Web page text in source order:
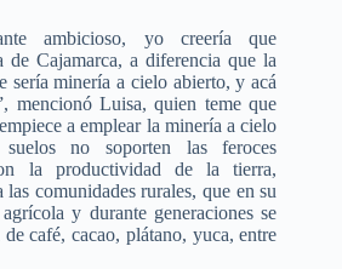
ambicioso, yo creería que
de Cajamarca, a diferencia que la
sería minería a cielo abierto, y acá
mencionó Luisa, quien teme que
a emplear la minería a cielo
no soporten las feroces
la productividad de la tierra,
las comunidades rurales, que en su
y durante generaciones se
café, cacao, plátano, yuca, entre